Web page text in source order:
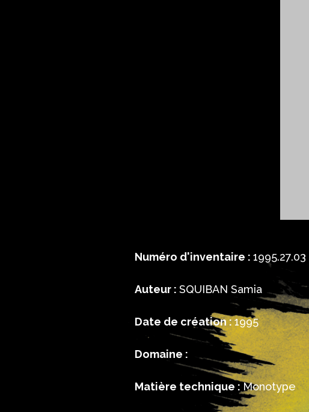
Numéro d'inventaire : 1995.27.03
Auteur : SQUIBAN Samia
Date de création :1995
Domaine :
Matière technique : Monotype